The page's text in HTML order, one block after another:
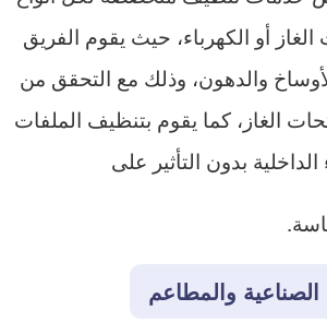
أو الكهرباء، حيث يقوم الفريق
والدهون، وذلك مع التحقق من
الغاز، كما يقوم بتنظيف الملفات
الداخلية بدون التأثير على
والمطاعم